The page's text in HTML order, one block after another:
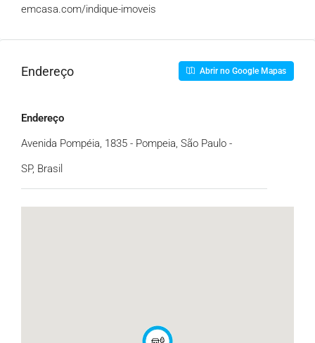
emcasa.com/indique-imoveis
Endereço Abrir no Google Mapas
Endereço
Avenida Pompéia, 1835 - Pompeia, São Paulo -
SP, Brasil